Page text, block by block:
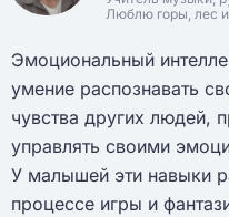
Люблю горы, лес
Эмоциональный
умение распознавать
чувства других людей,
управлять своими
У малышей эти навыки
процессе игры и